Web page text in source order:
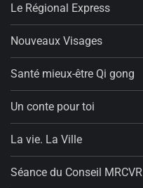
Le Régional Express
Nouveaux Visages
Santé mieux-être Qi gong
Un conte pour toi
La vie. La Ville
Séance du Conseil MRCVR